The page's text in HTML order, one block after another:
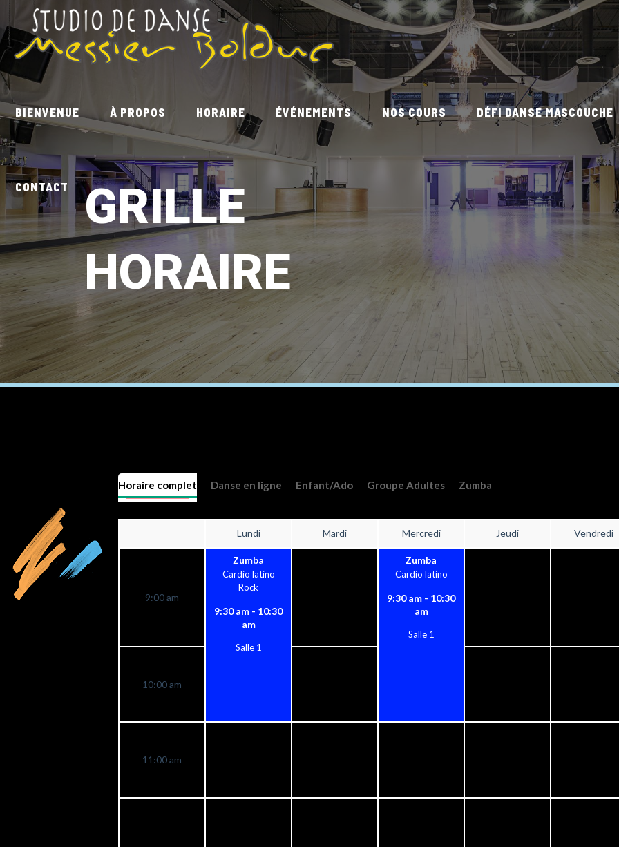
BIENVENUE À PROPOS HORAIRE ÉVÉNEMENTS NOS COURS DÉFI DANSE MASCOUCHE
CONTACT
GRILLE
HORAIRE
Horaire complet Danse en ligne Enfant/Ado Groupe Adultes Zumba
Lundi Mardi Mercredi Jeudi Vendredi
9:00 am
Zumba
Cardio latino
Rock
9:30 am - 10:30
am
Salle 1
Zumba
Cardio latino
9:30 am - 10:30
am
Salle 1
10:00 am
11:00 am